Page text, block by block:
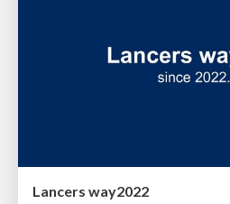
Lancers way2022